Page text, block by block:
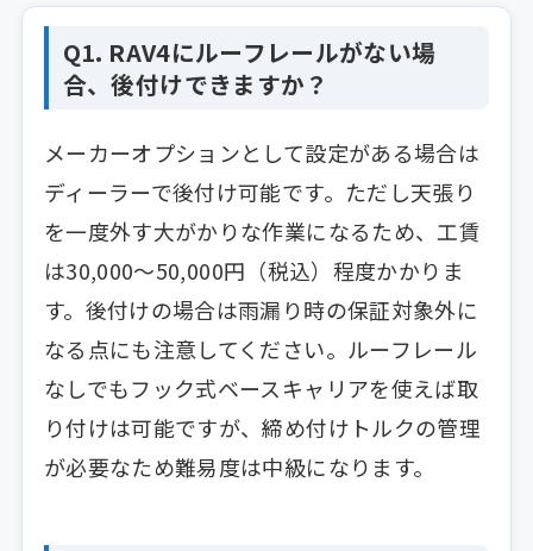
Q1. RAV4にルーフレールがない場
合、後付けできますか？
メーカーオプションとして設定がある場合は
ディーラーで後付け可能です。ただし天張り
を一度外す大がかりな作業になるため、工賃
は30,000〜50,000円（税込）程度かかりま
す。後付けの場合は雨漏り時の保証対象外に
なる点にも注意してください。ルーフレール
なしでもフック式ベースキャリアを使えば取
り付けは可能ですが、締め付けトルクの管理
が必要なため難易度は中級になります。